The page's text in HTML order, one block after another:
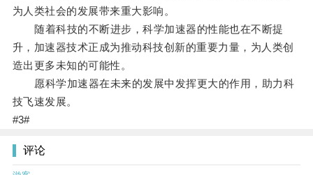
为人类社会的发展带来重大影响。
随着科技的不断进步，科学加速器的性能也在不断提
升，加速器技术正成为推动科技创新的重要力量，为人类创
造出更多未知的可能性。
愿科学加速器在未来的发展中发挥更大的作用，助力科
技飞速发展。
#3#
评论